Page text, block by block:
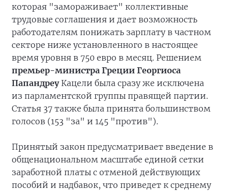
которая "замораживает" коллективные
трудовые соглашения и дает возможность
работодателям понижать зарплату в частном
секторе ниже установленного в настоящее
время уровня в 750 евро в месяц. Решением
премьер-министра Греции Георгиоса
ПапандреуКацели была сразу же исключена
из парламентской группы правящей партии.
Статья 37 также была принята большинством
голосов (153 "за" и 145 "против").
Принятый закон предусматривает введение в
общенациональном масштабе единой сетки
заработной платы с отменой действующих
пособий и надбавок, что приведет к среднему